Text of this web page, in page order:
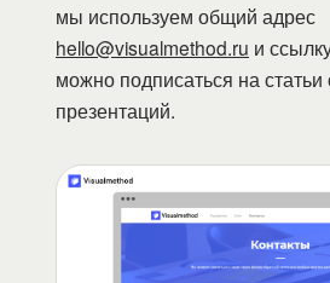
мы используем общий адрес
hello@visualmethod.ru и
можно подписаться на статьи
презентаций.